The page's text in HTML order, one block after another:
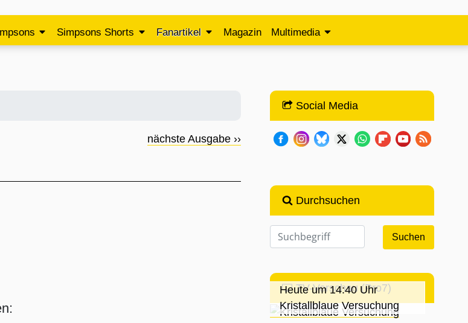
Simpsons Shorts Fanartikel Magazin Multimedia
nächste Ausgabe ››
Social Media
Durchsuchen
TV-Vorschau (Pro7)
Heute um 14:40 Uhr
Kristallblaue Versuchung